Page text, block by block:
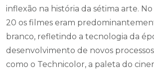
inflexão na história da sétima arte.
20 os filmes eram
branco, refletindo a tecnologia da
desenvolvimento de novos
como o Technicolor, a paleta do